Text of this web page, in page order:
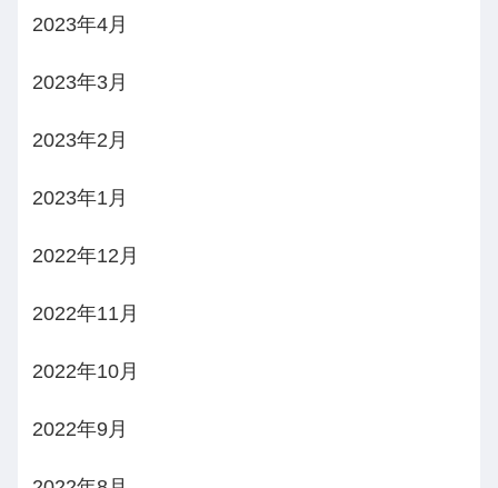
2023年4月
2023年3月
2023年2月
2023年1月
2022年12月
2022年11月
2022年10月
2022年9月